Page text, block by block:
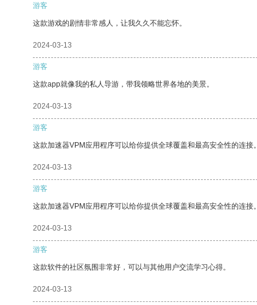
游客
这款游戏的剧情非常感人，让我久久不能忘怀。
2024-03-13
游客
这款app就像我的私人导游，带我领略世界各地的美景。
2024-03-13
游客
这款加速器VPM应用程序可以给你提供全球覆盖和最高安全性的连接。
2024-03-13
游客
这款加速器VPM应用程序可以给你提供全球覆盖和最高安全性的连接。
2024-03-13
游客
这款软件的社区氛围非常好，可以与其他用户交流学习心得。
2024-03-13